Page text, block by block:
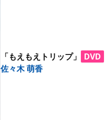
「もえもえトリップ」
DVD
佐々木 萌香